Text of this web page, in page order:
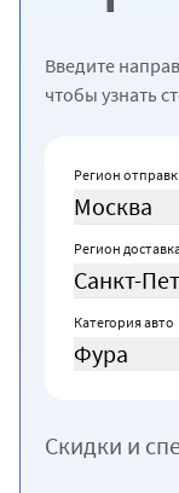
Введите
чтобы узнать
Регион
Москва
Регион
Санкт-
Категория авто
Фура
Скидки и